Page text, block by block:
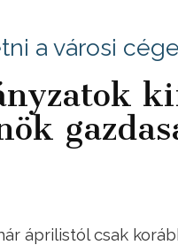
a városi
áprilistól csak